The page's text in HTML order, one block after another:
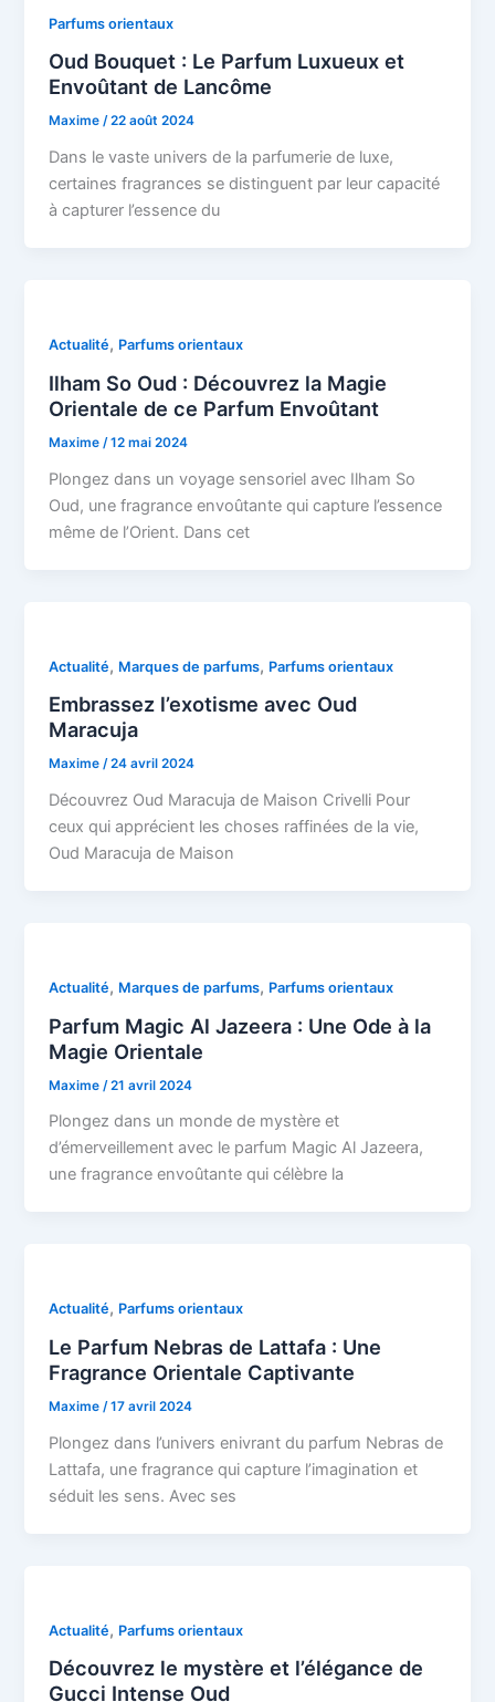
Parfums orientaux
Oud Bouquet : Le Parfum Luxueux et
Envoûtant de Lancôme
Maxime/22 août 2024
Dans le vaste univers de la parfumerie de luxe,
certaines fragrances se distinguent par leur capacité
à capturer l’essence du
Actualité, Parfums orientaux
Ilham So Oud : Découvrez la Magie
Orientale de ce Parfum Envoûtant
Maxime /12 mai 2024
Plongez dans un voyage sensoriel avec Ilham So
Oud, une fragrance envoûtante qui capture l’essence
même de l’Orient. Dans cet
Actualité, Marques de parfums, Parfums orientaux
Embrassez l’exotisme avec Oud
Maracuja
Maxime/24 avril 2024
Découvrez Oud Maracuja de Maison Crivelli Pour
ceux qui apprécient les choses raffinées de la vie,
Oud Maracuja de Maison
Actualité, Marques de parfums, Parfums orientaux
Parfum Magic Al Jazeera : Une Ode à la
Magie Orientale
Maxime /21 avril 2024
Plongez dans un monde de mystère et
d’émerveillement avec le parfum Magic Al Jazeera,
une fragrance envoûtante qui célèbre la
Actualité, Parfums orientaux
Le Parfum Nebras de Lattafa : Une
Fragrance Orientale Captivante
Maxime/17 avril 2024
Plongez dans l’univers enivrant du parfum Nebras de
Lattafa, une fragrance qui capture l’imagination et
séduit les sens. Avec ses
Actualité, Parfums orientaux
Découvrez le mystère et l’élégance de
Gucci Intense Oud